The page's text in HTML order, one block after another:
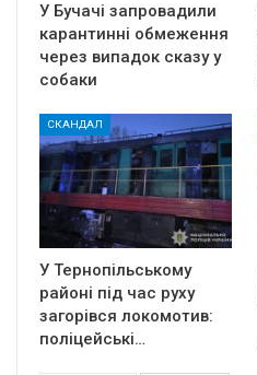
У Бучачі запровадили
карантинні обмеження
через випадок сказу у
собаки
СКАНДАЛ
У Тернопільському
районі під час руху
загорівся локомотив:
поліцейські…